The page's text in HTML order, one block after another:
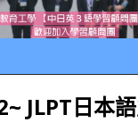
JLPT日本